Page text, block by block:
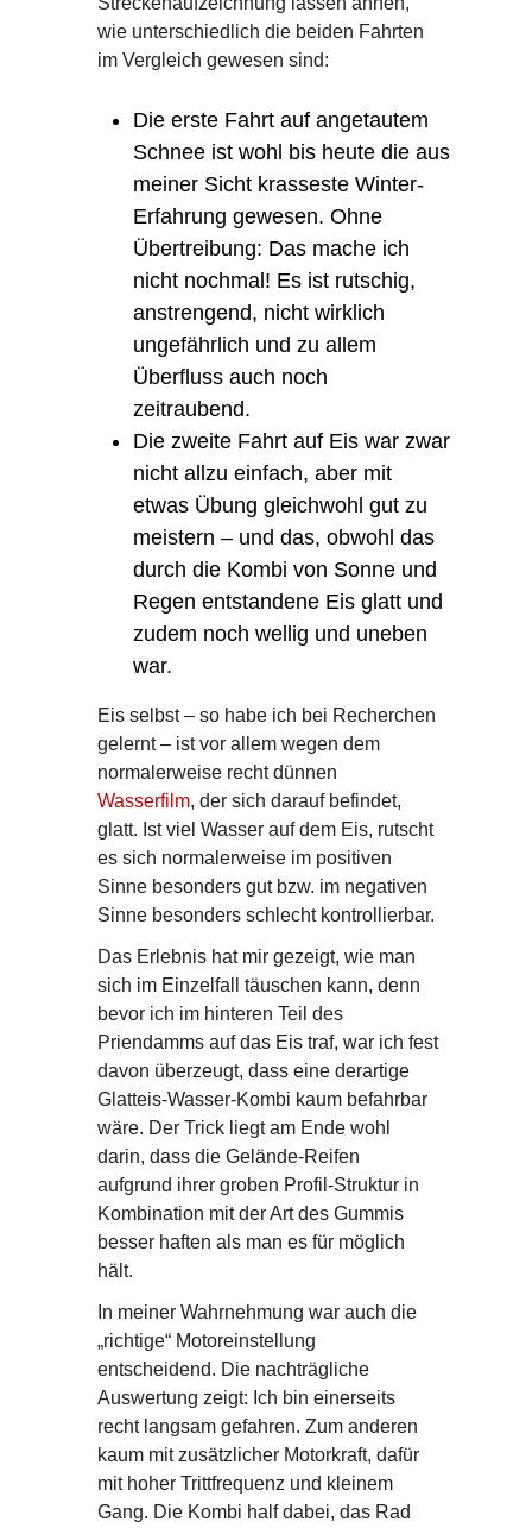
wie unterschiedlich die beiden Fahrten
im Vergleich gewesen sind:
Die erste Fahrt auf angetautem
Schnee ist wohl bis heute die aus
meiner Sicht krasseste Winter-
Erfahrung gewesen. Ohne
Übertreibung: Das mache ich
nicht nochmal! Es ist rutschig,
anstrengend, nicht wirklich
ungefährlich und zu allem
Überfluss auch noch
zeitraubend.
Die zweite Fahrt auf Eis war zwar
nicht allzu einfach, aber mit
etwas Übung gleichwohl gut zu
meistern – und das, obwohl das
durch die Kombi von Sonne und
Regen entstandene Eis glatt und
zudem noch wellig und uneben
war.
Eis selbst – so habe ich bei Recherchen
gelernt – ist vor allem wegen dem
normalerweise recht dünnen
Wasserfilm, der sich darauf befindet,
glatt. Ist viel Wasser auf dem Eis, rutscht
es sich normalerweise im positiven
Sinne besonders gut bzw. im negativen
Sinne besonders schlecht kontrollierbar.
Das Erlebnis hat mir gezeigt, wie man
sich im Einzelfall täuschen kann, denn
bevor ich im hinteren Teil des
Priendamms auf das Eis traf, war ich fest
davon überzeugt, dass eine derartige
Glatteis-Wasser-Kombi kaum befahrbar
wäre. Der Trick liegt am Ende wohl
darin, dass die Gelände-Reifen
aufgrund ihrer groben Profil-Struktur in
Kombination mit der Art des Gummis
besser haften als man es für möglich
hält.
In meiner Wahrnehmung war auch die
„richtige“ Motoreinstellung
entscheidend. Die nachträgliche
Auswertung zeigt: Ich bin einerseits
recht langsam gefahren. Zum anderen
kaum mit zusätzlicher Motorkraft, dafür
mit hoher Trittfrequenz und kleinem
Gang. Die Kombi half dabei, das Rad